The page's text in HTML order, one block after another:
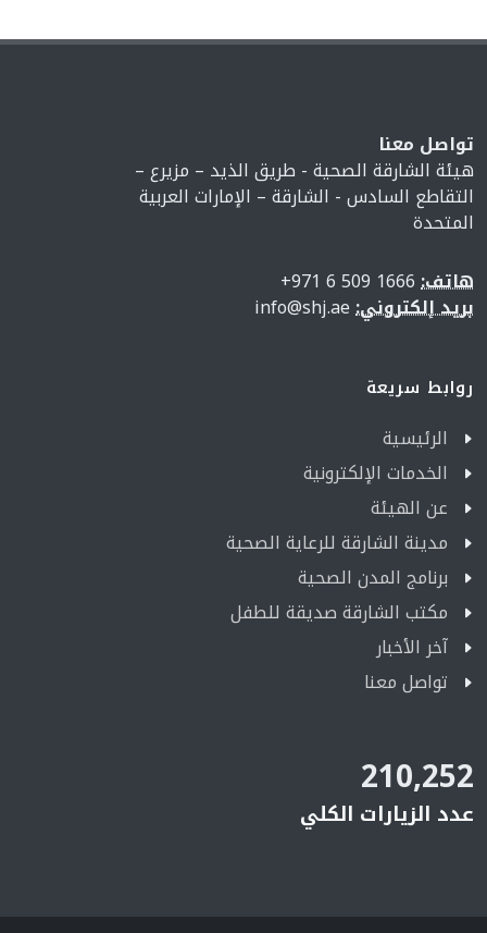
تواصل معنا
هيئة الشارقة الصحية - طريق الذيد – مزيرع –
التقاطع السادس - الشارقة – الإمارات العربية
المتحدة
هاتف:
بريد إلكتروني:
روابط سريعة
الرئيسية
الخدمات الإلكترونية
عن الهيئة
مدينة الشارقة للرعاية الصحية
برنامج المدن الصحية
مكتب الشارقة صديقة للطفل
آخر الأخبار
تواصل معنا
210,252
عدد الزيارات الكلي